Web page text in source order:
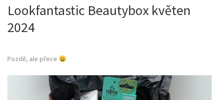
Lookfantastic Beautybox květen
2024
Pozdě, ale přece